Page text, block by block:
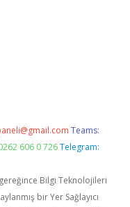
Teams:
606 0 726 Telegram:
gereğince Bilgi Teknolojileri
bir Yer Sağlayıcı